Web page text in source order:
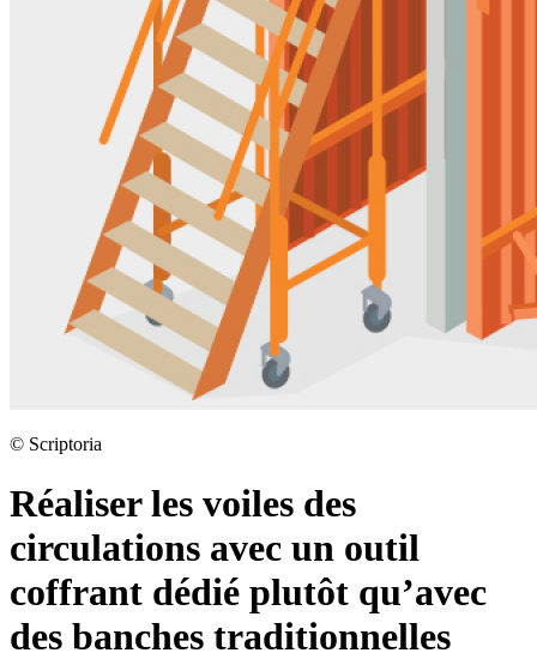
© Scriptoria
Réaliser les voiles des
circulations avec un outil
coffrant dédié plutôt qu’avec
des banches traditionnelles